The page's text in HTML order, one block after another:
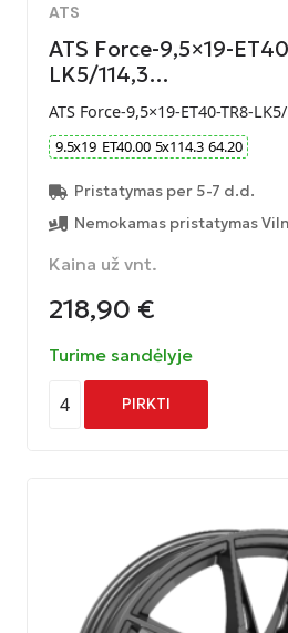
ATS
ATS Force-9,5×19-
LK5/114,3…
ATS Force-9,5×19-ET40-TR8-
9.5x19 ET40.00 5x114.3 64.20
Pristatymas per 5-7 d.d.
Nemokamas pristatymas
Kaina už vnt.
218,90 €
Turime sandėlyje
4 PIRKTI